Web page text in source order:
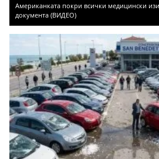
Американката покри всички медицински
документа (ВИДЕО)